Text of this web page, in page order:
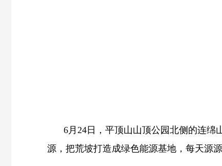
6月24日，平顶山山顶公园北侧的连
源，把荒坡打造成绿色能源基地，每天源